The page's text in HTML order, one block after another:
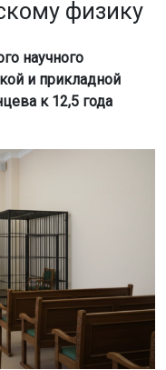
физику
научного
и прикладной
к 12,5 года